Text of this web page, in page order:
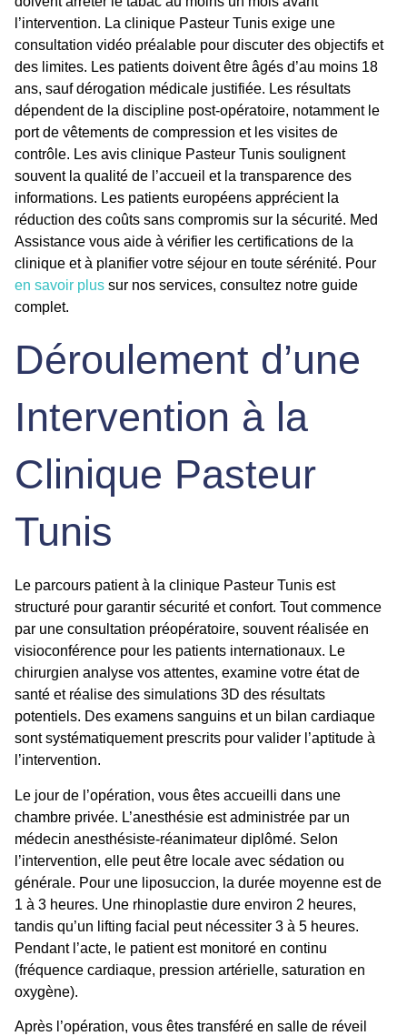
l’intervention. La clinique Pasteur Tunis exige une
consultation vidéo préalable pour discuter des objectifs et
des limites. Les patients doivent être âgés d’au moins 18
ans, sauf dérogation médicale justifiée. Les résultats
dépendent de la discipline post-opératoire, notamment le
port de vêtements de compression et les visites de
contrôle. Les avis clinique Pasteur Tunis soulignent
souvent la qualité de l’accueil et la transparence des
informations. Les patients européens apprécient la
réduction des coûts sans compromis sur la sécurité. Med
Assistance vous aide à vérifier les certifications de la
clinique et à planifier votre séjour en toute sérénité. Pour
en savoir plus sur nos services, consultez notre guide
complet.
Déroulement d’une
Intervention à la
Clinique Pasteur
Tunis
Le parcours patient à la clinique Pasteur Tunis est
structuré pour garantir sécurité et confort. Tout commence
par une consultation préopératoire, souvent réalisée en
visioconférence pour les patients internationaux. Le
chirurgien analyse vos attentes, examine votre état de
santé et réalise des simulations 3D des résultats
potentiels. Des examens sanguins et un bilan cardiaque
sont systématiquement prescrits pour valider l’aptitude à
l’intervention.
Le jour de l’opération, vous êtes accueilli dans une
chambre privée. L’anesthésie est administrée par un
médecin anesthésiste-réanimateur diplômé. Selon
l’intervention, elle peut être locale avec sédation ou
générale. Pour une liposuccion, la durée moyenne est de
1 à 3 heures. Une rhinoplastie dure environ 2 heures,
tandis qu’un lifting facial peut nécessiter 3 à 5 heures.
Pendant l’acte, le patient est monitoré en continu
(fréquence cardiaque, pression artérielle, saturation en
oxygène).
Après l’opération, vous êtes transféré en salle de réveil